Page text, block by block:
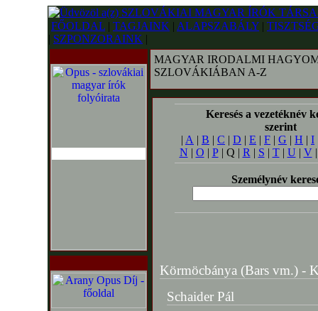
FŐOLDAL | TAGJAINK | ALAPSZABÁLY |
| SZPONZORAINK |
MAGYAR IRODALMI
SZLOVÁKIÁBAN A-Z
Keresés a vezetéknév
szerint
| A | B | C | D | E | F | G | H | I
N | O | P| Q | R | S | T| U | V
Személynév
Körmöcbánya (Bars vm.) -
Schaider Pál